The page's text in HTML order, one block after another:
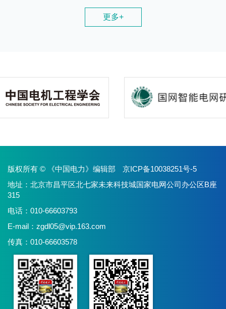
更多+
版权所有 © 《中国电力》编辑部
京ICP备10038251号-5
地址：北京市昌平区北七家未来科技城国家电网公司办公区B座
315
电话：010-66603793
E-mail： zgdl05@vip.163.com
传真：010-66603578